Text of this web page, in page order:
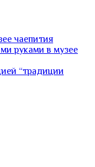
чаепития
руками в музее
“традиции